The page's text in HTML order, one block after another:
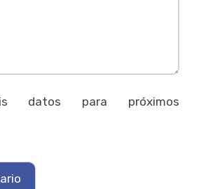
datos para próximos